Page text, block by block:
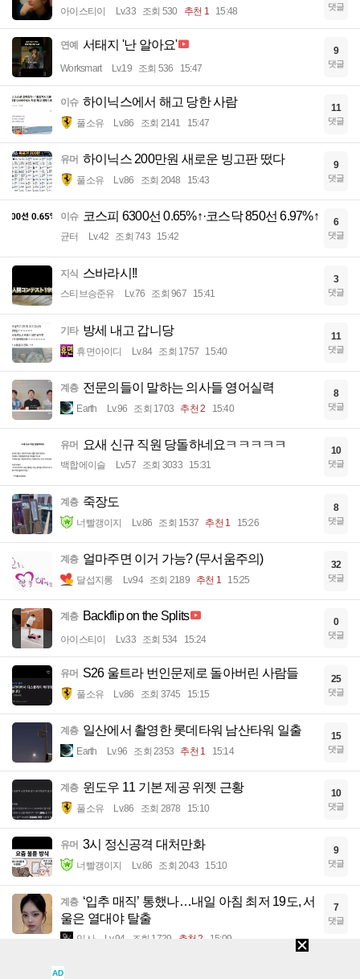
아이스티이 Lv.33 조회 530 추천 1 15:48 댓글
연예 서태지 '난 알아요'
Worksmart Lv.19 조회 536 15:47
9
댓글
이슈 하이닉스에서 해고 당한 사람
풀소유 Lv.86 조회 2141 15:47
11
댓글
유머 하이닉스 200만원 새로운 빙고판 떴다
풀소유 Lv.86 조회 2048 15:43
9
댓글
이슈 코스피 6300선 0.65%↑·코스닥 850선 6.97%↑
균터 Lv.42 조회 743 15:42
6
댓글
지식 스바라시!!
스티브승준유 Lv.76 조회 967 15:41
3
댓글
기타 방세 내고 갑니당
휴면아이디 Lv.84 조회 1757 15:40
11
댓글
계층 전문의들이 말하는 의사들 영어실력
Earth Lv.96 조회 1703 추천 2 15:40
8
댓글
유머 요새 신규 직원 당돌하네요ㅋㅋㅋㅋㅋ
백합에이슬 Lv.57 조회 3033 15:31
10
댓글
계층 죽장도
너빨갱이지 Lv.86 조회 1537 추천 1 15:26
8
댓글
계층 얼마주면 이거 가능? (무서움주의)
달섭지롱 Lv.94 조회 2189 추천 1 15:25
32
댓글
계층 Backflip on the Splits
아이스티이 Lv.33 조회 534 15:24
0
댓글
유머 S26 울트라 번인문제로 돌아버린 사람들
풀소유 Lv.86 조회 3745 15:15
25
댓글
계층 일산에서 촬영한 롯데타워 남산타워 일출
Earth Lv.96 조회 2353 추천 1 15:14
15
댓글
계층 윈도우 11 기본 제공 위젯 근황
풀소유 Lv.86 조회 2878 15:10
10
댓글
유머 3시 정신공격 대처만화
너빨갱이지 Lv.86 조회 2043 15:10
9
댓글
계층 ‘입추 매직’ 통했나…내일 아침 최저 19도, 서
울은 열대야 탈출
입사 Lv.94 조회 1729 추천 2 15:09
7
댓글
이슈
AD